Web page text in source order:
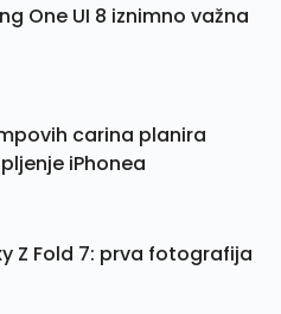
One UI 8 iznimno važna
carina planira
iPhonea
Z Fold 7: prva fotografija